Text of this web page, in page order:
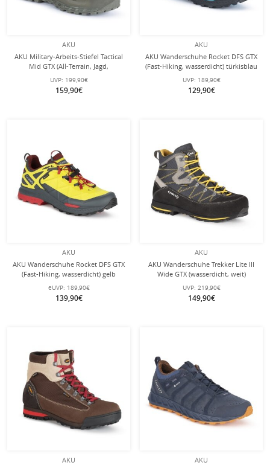
AKU
AKU Military-Arbeits-Stiefel Tactical
Mid GTX (All-Terrain, Jagd,
wasserdicht) grün Herren
UVP: 199,90€
159,90€
AKU
AKU Wanderschuhe Rocket DFS GTX
(Fast-Hiking, wasserdicht) türkisblau
Herren
UVP: 189,90€
129,90€
AKU
AKU Wanderschuhe Rocket DFS GTX
(Fast-Hiking, wasserdicht) gelb
Herren
eUVP: 189,90€
139,90€
AKU
AKU Wanderschuhe Trekker Lite III
Wide GTX (wasserdicht, weit)
anthrazitgrau/gelb Herren
UVP: 219,90€
149,90€
AKU
AKU